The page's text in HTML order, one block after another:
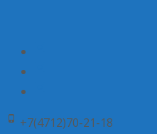
+7(4712)70-21-18